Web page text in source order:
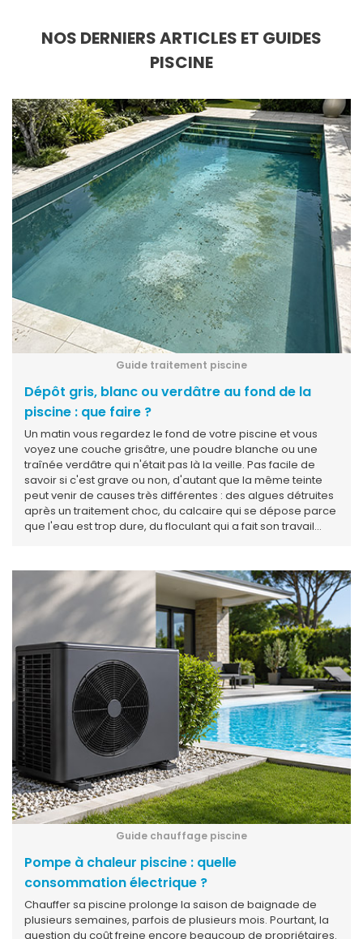
NOS DERNIERS ARTICLES ET GUIDES
PISCINE
Guide traitement piscine
Dépôt gris, blanc ou verdâtre au fond de la
piscine : que faire ?
Un matin vous regardez le fond de votre piscine et vous
voyez une couche grisâtre, une poudre blanche ou une
traînée verdâtre qui n'était pas là la veille. Pas facile de
savoir si c'est grave ou non, d'autant que la même teinte
peut venir de causes très différentes : des algues détruites
après un traitement choc, du calcaire qui se dépose parce
que l'eau est trop dure, du floculant qui a fait son travail
soit dans le bassin, il faut d'abord observer le dépôt : sa
couleur, son aspect (poudreux, visqueux, filamenteux), et
ce qui s'est passé dans les dernières 24 à 48 heures. Ce
guide part de ce que vous voyez pour vous aider à
identifier la cause, choisir la bonne action et éviter les
erreurs classiques qui font repartir le problème depuis le
début.
Guide chauffage piscine
Pompe à chaleur piscine : quelle
consommation électrique ?
Chauffer sa piscine prolonge la saison de baignade de
plusieurs semaines, parfois de plusieurs mois. Pourtant, la
question du coût freine encore beaucoup de propriétaires.